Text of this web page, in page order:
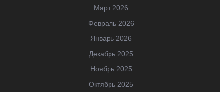
Март 2026
Февраль 2026
Январь 2026
Декабрь 2025
Ноябрь 2025
Октябрь 2025